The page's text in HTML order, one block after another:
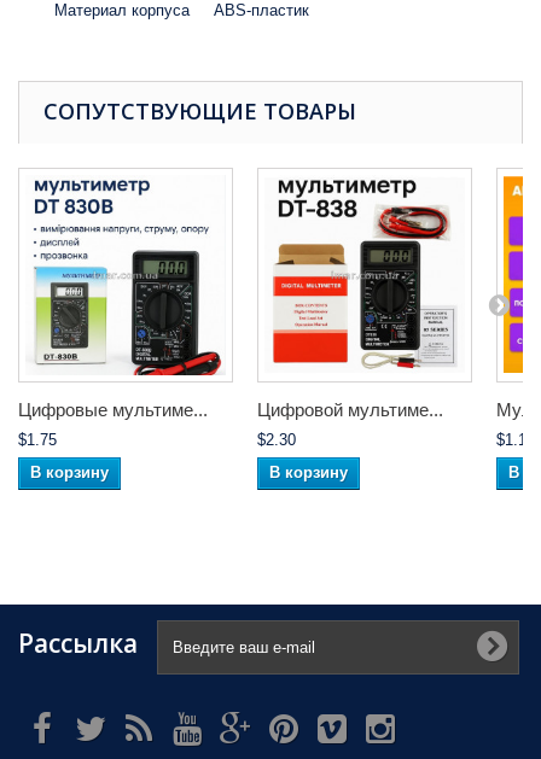
Материал корпуса ABS-пластик
СОПУТСТВУЮЩИЕ ТОВАРЫ
Цифровые мультиме...
$1.75
В корзину
Цифровой мультиме...
$2.30
В корзину
$1.10
В
Рассылка